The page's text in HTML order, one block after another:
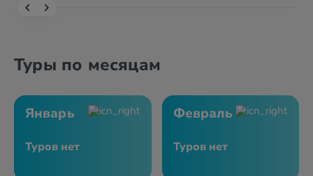
Туры по месяцам
Январь
Туров нет
Февраль
Туров нет